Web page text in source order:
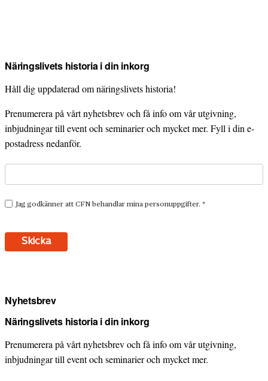
Näringslivets historia i din inkorg
Håll dig uppdaterad om näringslivets historia!
Prenumerera på vårt nyhetsbrev och få info om vår utgivning,
inbjudningar till event och seminarier och mycket mer. Fyll i din e-
postadress nedanför.
Nyhetsbrev
Näringslivets historia i din inkorg
Prenumerera på vårt nyhetsbrev och få info om vår utgivning,
inbjudningar till event och seminarier och mycket mer.